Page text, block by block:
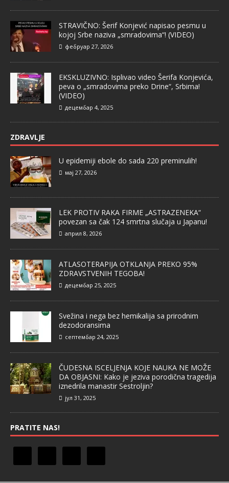
STRAVIČNO: Šerif Konjević napisao pesmu u
kojoj Srbe naziva „smradovima“! (VIDEO)
фебруар 27, 2026
EKSKLUZIVNO: Isplivao video Šerifa Konjevića,
peva o „smradovima preko Drine“, Srbima!
(VIDEO)
децембар 4, 2025
ZDRAVLJE
U epidemiji ebole do sada 220 preminulih!
мај 27, 2026
LEK PROTIV RAKA FIRME „ASTRAZENEKA“
povezan sa čak 124 smrtna slučaja u Japanu!
април 8, 2026
ATLASOTERAPIJA OTKLANJA PREKO 95%
ZDRAVSTVENIH TEGOBA!
децембар 25, 2025
Svežina i nega bez hemikalija sa prirodnim
dezodoransima
септембар 24, 2025
ČUDESNA ISCELJENJA KOJE NAUKA NE MOŽE
DA OBJASNI: Kako je jeziva porodična tragedija
iznedrila manastir Sestroljin?
јул 31, 2025
PRATITE NAS!